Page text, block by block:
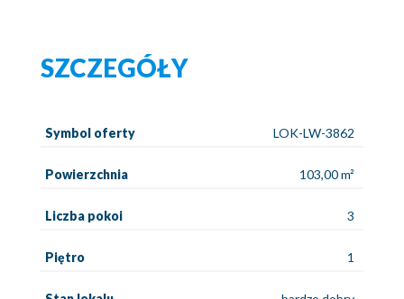
SZCZEGÓŁY
Symbol oferty LOK-LW-3862
Powierzchnia 103,00 m²
Liczba pokoi 3
Piętro 1